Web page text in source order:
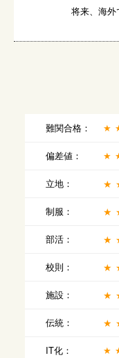
将来、海外
難関合格：
偏差値：
立地：
制服：
部活：
校則：
施設：
伝統：
IT化：